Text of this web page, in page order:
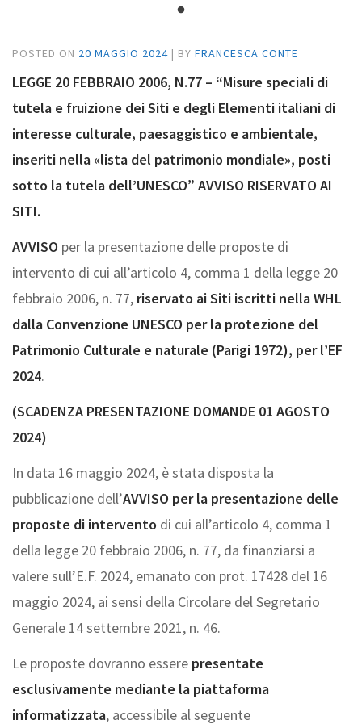
POSTED ON 20 MAGGIO 2024 | BY FRANCESCA CONTE
LEGGE 20 FEBBRAIO 2006, N.77 – “Misure speciali di
tutela e fruizione dei Siti e degli Elementi italiani di
interesse culturale, paesaggistico e ambientale,
inseriti nella «lista del patrimonio mondiale», posti
sotto la tutela dell’UNESCO” AVVISO RISERVATO AI
SITI.
AVVISO per la presentazione delle proposte di
intervento di cui all’articolo 4, comma 1 della legge 20
febbraio 2006, n. 77, riservato ai Siti iscritti nella WHL
dalla Convenzione UNESCO per la protezione del
Patrimonio Culturale e naturale (Parigi 1972), per l’EF
2024.
(SCADENZA PRESENTAZIONE DOMANDE 01 AGOSTO
2024)
In data 16 maggio 2024, è stata disposta la
pubblicazione dell’AVVISO per la presentazione delle
proposte di intervento di cui all’articolo 4, comma 1
della legge 20 febbraio 2006, n. 77, da finanziarsi a
valere sull’E.F. 2024, emanato con prot. 17428 del 16
maggio 2024, ai sensi della Circolare del Segretario
Generale 14 settembre 2021, n. 46.
Le proposte dovranno essere presentate
esclusivamente mediante la piattaforma
informatizzata, accessibile al seguente